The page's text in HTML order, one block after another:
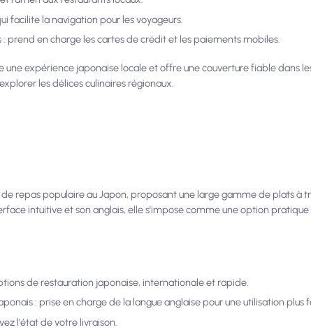
facilite la navigation pour les voyageurs.
prend en charge les cartes de crédit et les paiements mobiles.
une expérience japonaise locale et offre une couverture fiable dans
les délices culinaires régionaux.
repas populaire au Japon, proposant une large gamme de plats à
intuitive et son anglais, elle s'impose comme une option
de restauration japonaise, internationale et rapide.
: prise en charge de la langue anglaise pour une utilisation plus
l'état de votre livraison.